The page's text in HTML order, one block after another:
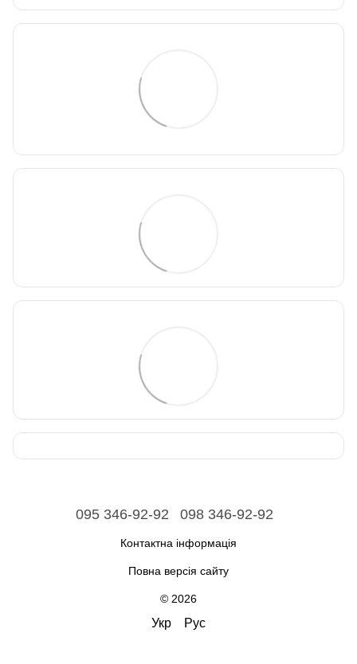
095 346-92-92 098 346-92-92
Контактна інформація
Повна версія сайту
© 2026
Укр Рус